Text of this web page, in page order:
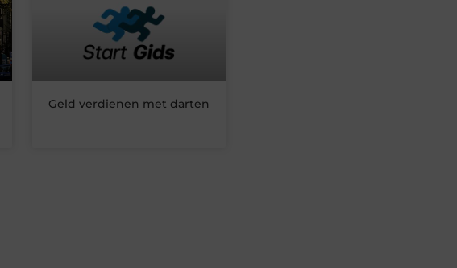
Geld verdienen met darten